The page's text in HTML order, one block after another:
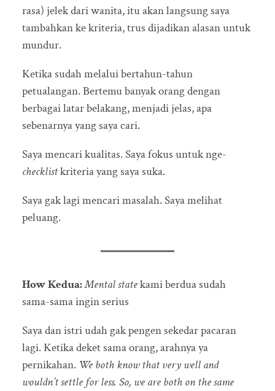
rasa) jelek dari wanita, itu akan langsung saya
tambahkan ke kriteria, trus dijadikan alasan untuk
mundur.
Ketika sudah melalui bertahun-tahun
petualangan. Bertemu banyak orang dengan
berbagai latar belakang, menjadi jelas, apa
sebenarnya yang saya cari.
Saya mencari kualitas. Saya fokus untuk nge-
checklistkriteria yang saya suka.
Saya gak lagi mencari masalah. Saya melihat
peluang.
How Kedua:Mental statekami berdua sudah
sama-sama ingin serius
Saya dan istri udah gak pengen sekedar pacaran
lagi. Ketika deket sama orang, arahnya ya
pernikahan. We both know that very well and
wouldn’t settle for less. So, we are both on the same